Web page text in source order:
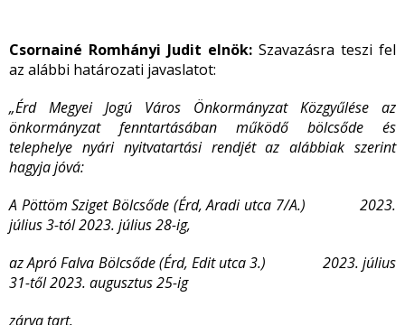
Csornainé Romhányi Judit elnök: Szavazásra teszi fel
az alábbi határozati javaslatot:
„Érd Megyei Jogú Város Önkormányzat Közgyűlése az
önkormányzat fenntartásában működő bölcsőde és
telephelye nyári nyitvatartási rendjét az alábbiak szerint
hagyja jóvá:
A Pöttöm Sziget Bölcsőde (Érd, Aradi utca 7/A.) 2023.
július 3-tól 2023. július 28-ig,
az Apró Falva Bölcsőde (Érd, Edit utca 3.) 2023. július
31-től 2023. augusztus 25-ig
zárva tart.